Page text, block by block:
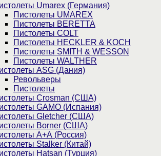
Umarex (Германия)
Пистолеты UMAREX
Пистолеты BERETTA
Пистолеты COLT
Пистолеты HECKLER & KOCH
Пистолеты SMITH & WESSON
Пистолеты WALTHER
ASG (Дания)
Револьверы
Пистолеты
Crosman (США)
GAMO (Испания)
Gletcher (США)
Borner (США)
А+А (Россия)
Stalker (Китай)
Hatsan (Турция)